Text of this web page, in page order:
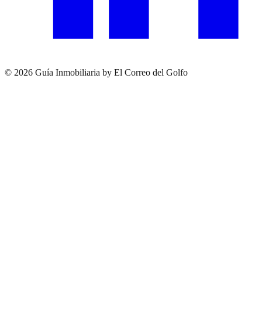
© 2026 Guía Inmobiliaria by El Correo del Golfo